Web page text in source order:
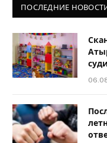
ПОСЛЕДНИЕ